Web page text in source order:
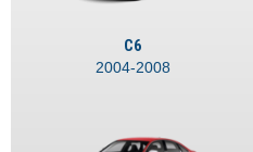
C6
2004-2008